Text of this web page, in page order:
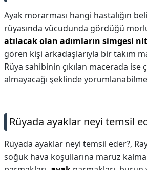
Ayak morarması hangi hastalığın
rüyasında vücudunda gördüğü
atılacak olan adımların simgesi
gören kişi arkadaşlarıyla bir takım
Rüya sahibinin çıkılan macerada ise
almayacağı şeklinde
Rüyada ayaklar neyi temsil
Rüyada ayaklar neyi temsil eder?,
soğuk hava koşullarına maruz